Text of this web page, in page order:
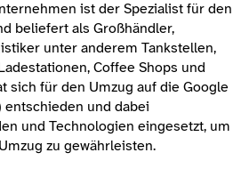
ist der Spezialist für den
beliefert als Großhändler,
unter anderem Tankstellen,
Coffee Shops und
sich für den Umzug auf die Google
entschieden und dabei
und Technologien eingesetzt, um
zu gewährleisten.